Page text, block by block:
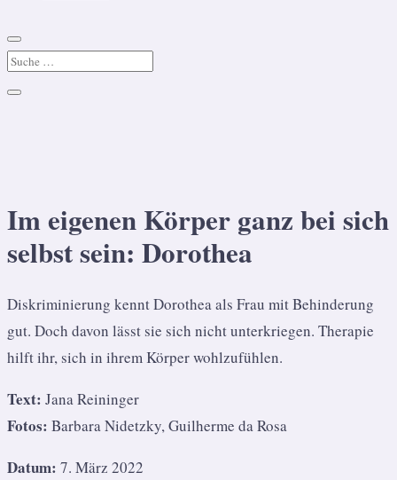
Im eigenen Körper ganz bei sich
selbst sein: Dorothea
Diskriminierung kennt Dorothea als Frau mit Behinderung
gut. Doch davon lässt sie sich nicht unterkriegen. Therapie
hilft ihr, sich in ihrem Körper wohlzufühlen.
Text: Jana Reininger
Fotos: Barbara Nidetzky, Guilherme da Rosa
Datum: 7. März 2022